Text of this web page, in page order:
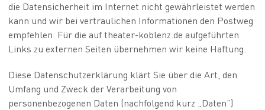
die Datensicherheit im Internet nicht gewährleistet werden
kann und wir bei vertraulichen Informationen den Postweg
empfehlen. Für die auf theater-koblenz.de aufgeführten
Links zu externen Seiten übernehmen wir keine Haftung.
Diese Datenschutzerklärung klärt Sie über die Art, den
Umfang und Zweck der Verarbeitung von
personenbezogenen Daten (nachfolgend kurz „Daten”)